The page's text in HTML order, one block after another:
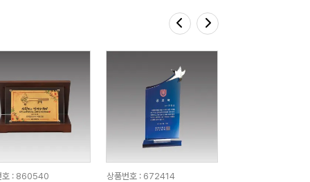
호 : 860540
상품번호 : 672414